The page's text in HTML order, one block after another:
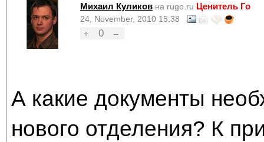
Михаил Куликов на rugo.ru Ценитель Го
24, November, 2010 15:38
+
0 –
А какие документы
нового отделения? К